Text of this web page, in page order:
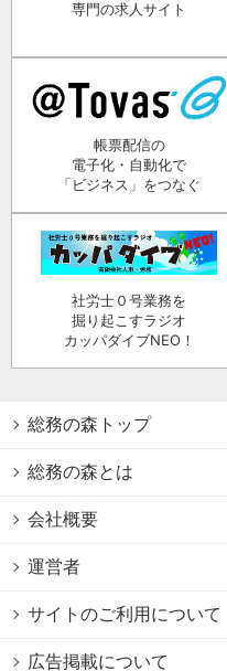
専門の求人サイト
帳票配信の
電子化・自動化で
「ビジネス」をつなぐ
社労士０号業務を
掘り起こすラジオ
カッパダイブNEO！
総務の森トップ
総務の森とは
会社概要
運営者
サイトのご利用について
広告掲載について